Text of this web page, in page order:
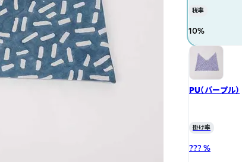
税率
10%
PU（パープル）
掛け率
??? %